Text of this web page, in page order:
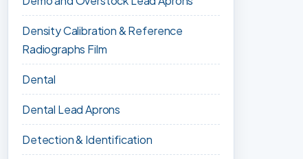
Density Calibration & Reference
Radiographs Film
Dental
Dental Lead Aprons
Detection & Identification